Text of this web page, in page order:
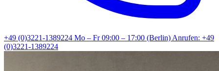
+49 (0)3221-1389224 Mo – Fr 09:00 – 17:00 (Berlin)Anrufen: +49
(0)3221-1389224